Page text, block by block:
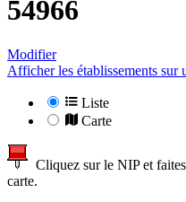
54966
Modifier
Afficher les établissements sur
Liste
Carte
Cliquez sur le NIP et
carte.